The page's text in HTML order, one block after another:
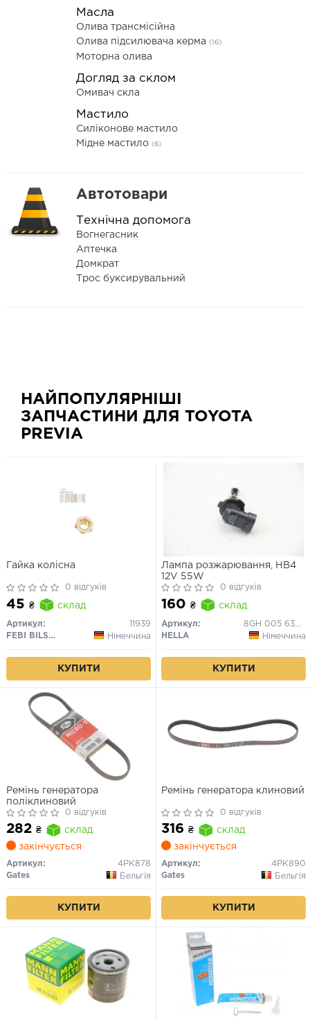
Масла
Олива трансмісійна
Олива підсилювача керма (16)
Моторна олива
Догляд за склом
Омивач скла
Мастило
Силіконове мастило
Мідне мастило (6)
Автотовари
Технічна допомога
Вогнегасник
Аптечка
Домкрат
Трос буксирувальний
НАЙПОПУЛЯРНІШІ
ЗАПЧАСТИНИ ДЛЯ TOYOTA
PREVIA
Гайка колісна
0 відгуків
45 ₴ склад
Артикул:
11939
FEBI BILSTEIN
Німеччина
КУПИТИ
Лампа розжарювання, HB4
12V 55W
0 відгуків
160 ₴ склад
Артикул:
8GH 005 636-121
HELLA
Німеччина
КУПИТИ
Ремінь генератора
поліклиновий
0 відгуків
282 ₴
склад
закінчується
Артикул:
4PK878
Gates
Бельгія
КУПИТИ
Ремінь генератора клиновий
0 відгуків
316 ₴
склад
закінчується
Артикул:
4PK890
Gates
Бельгія
КУПИТИ